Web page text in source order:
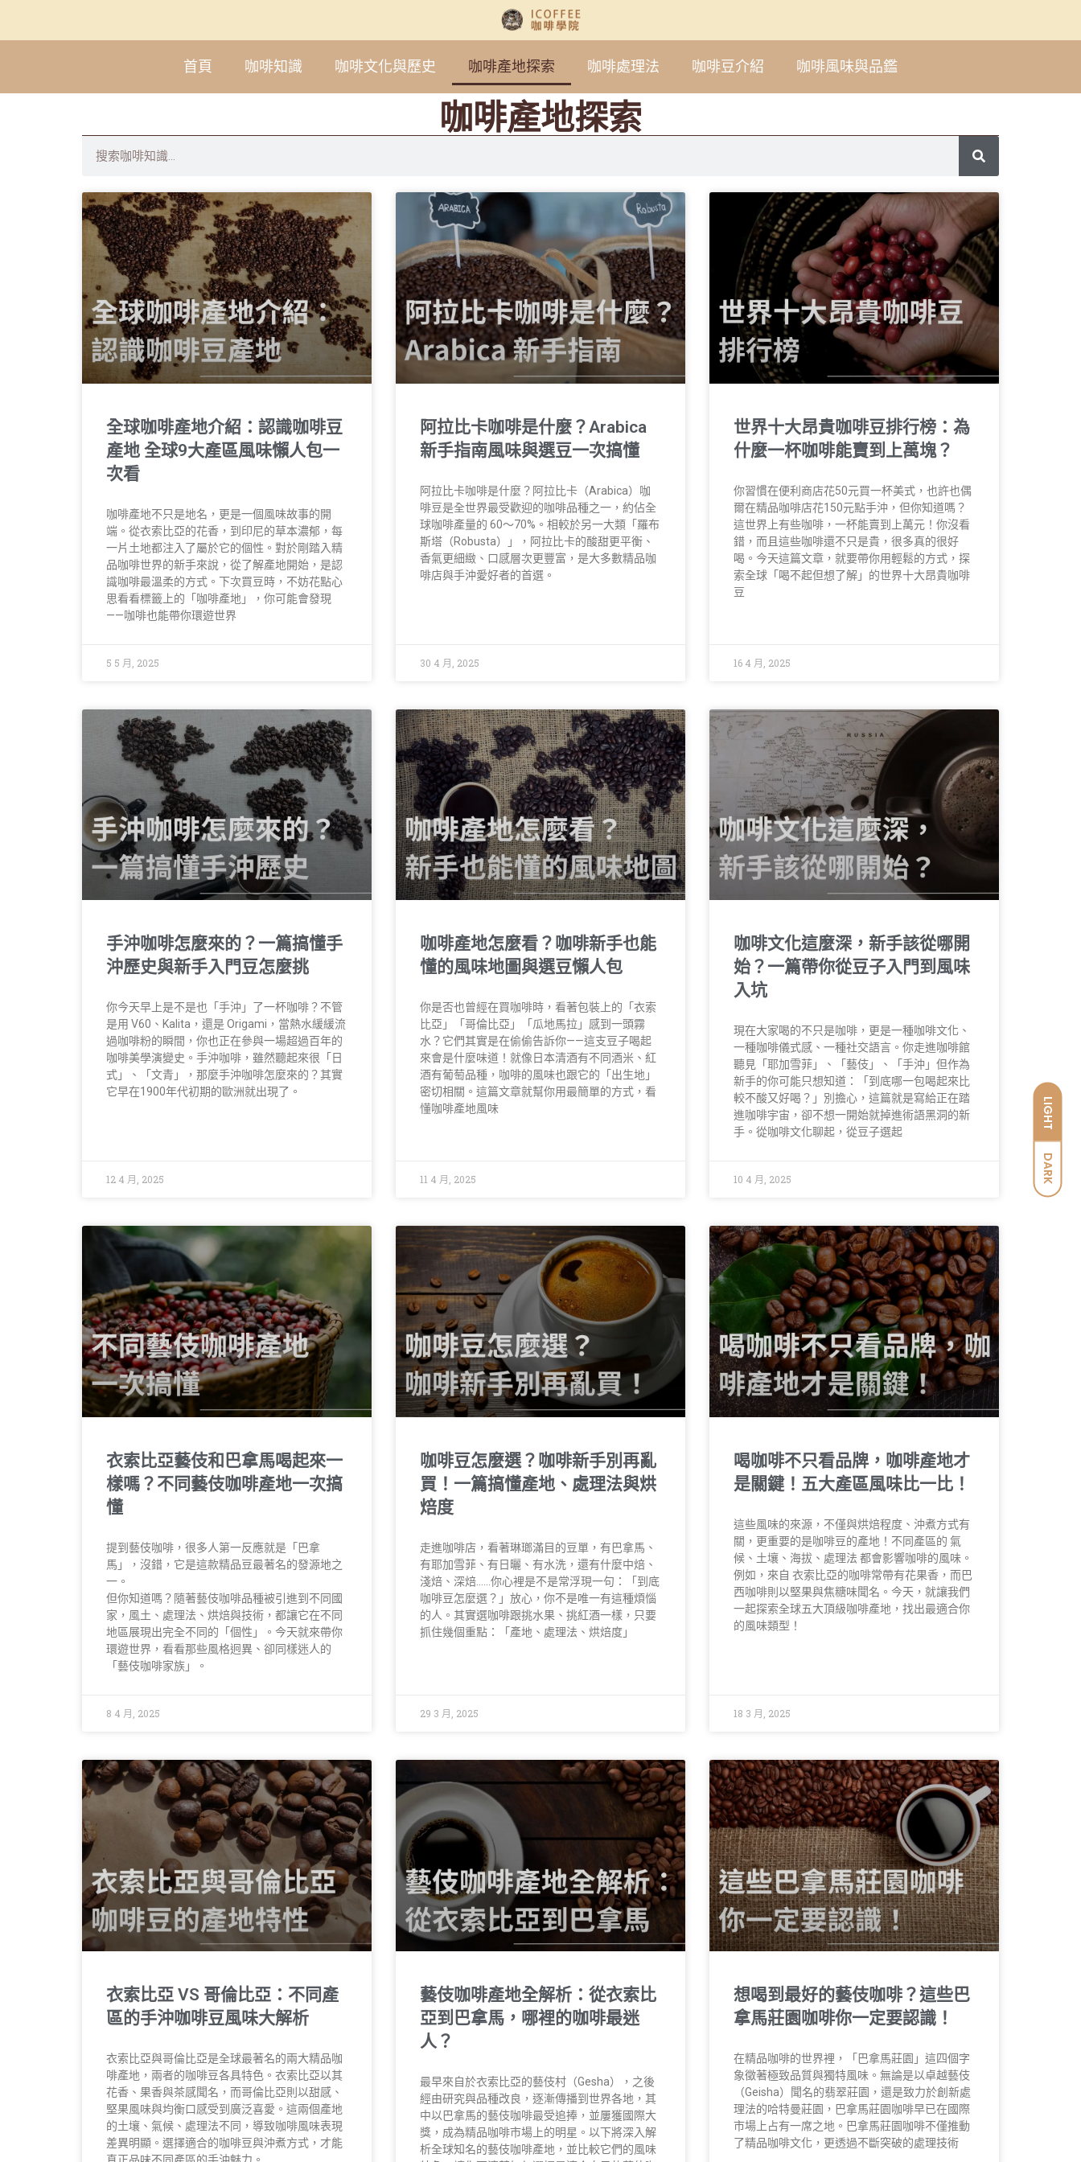
LIGHT
DARK
首頁 咖啡知識 咖啡文化與歷史 咖啡產地探索 咖啡處理法 咖啡豆介紹 咖啡風味與品鑑
咖啡產地探索
全球咖啡產地介紹：認識咖啡豆
產地 全球9大產區風味懶人包一
次看
咖啡產地不只是地名，更是一個風味故事的開
端。從衣索比亞的花香，到印尼的草本濃郁，每
一片土地都注入了屬於它的個性。對於剛踏入精
品咖啡世界的新手來說，從了解產地開始，是認
識咖啡最溫柔的方式。下次買豆時，不妨花點心
思看看標籤上的「咖啡產地」，你可能會發現
——咖啡也能帶你環遊世界
5 5 月, 2025
阿拉比卡咖啡是什麼？Arabica
新手指南風味與選豆一次搞懂
阿拉比卡咖啡是什麼？阿拉比卡（Arabica）咖
啡豆是全世界最受歡迎的咖啡品種之一，約佔全
球咖啡產量的 60～70%。相較於另一大類「羅布
斯塔（Robusta）」，阿拉比卡的酸甜更平衡、
香氣更細緻、口感層次更豐富，是大多數精品咖
啡店與手沖愛好者的首選。
30 4 月, 2025
世界十大昂貴咖啡豆排行榜：為
什麼一杯咖啡能賣到上萬塊？
你習慣在便利商店花50元買一杯美式，也許也偶
爾在精品咖啡店花150元點手沖，但你知道嗎？
這世界上有些咖啡，一杯能賣到上萬元！你沒看
錯，而且這些咖啡還不只是貴，很多真的很好
喝。今天這篇文章，就要帶你用輕鬆的方式，探
索全球「喝不起但想了解」的世界十大昂貴咖啡
豆
16 4 月, 2025
手沖咖啡怎麼來的？一篇搞懂手
沖歷史與新手入門豆怎麼挑
你今天早上是不是也「手沖」了一杯咖啡？不管
是用 V60、Kalita，還是 Origami，當熱水緩緩流
過咖啡粉的瞬間，你也正在參與一場超過百年的
咖啡美學演變史。手沖咖啡，雖然聽起來很「日
式」、「文青」，那麼手沖咖啡怎麼來的？其實
它早在1900年代初期的歐洲就出現了。
12 4 月, 2025
咖啡產地怎麼看？咖啡新手也能
懂的風味地圖與選豆懶人包
你是否也曾經在買咖啡時，看著包裝上的「衣索
比亞」「哥倫比亞」「瓜地馬拉」感到一頭霧
水？它們其實是在偷偷告訴你——這支豆子喝起
來會是什麼味道！就像日本清酒有不同酒米、紅
酒有葡萄品種，咖啡的風味也跟它的「出生地」
密切相關。這篇文章就幫你用最簡單的方式，看
懂咖啡產地風味
11 4 月, 2025
咖啡文化這麼深，新手該從哪開
始？一篇帶你從豆子入門到風味
入坑
現在大家喝的不只是咖啡，更是一種咖啡文化、
一種咖啡儀式感、一種社交語言。你走進咖啡館
聽見「耶加雪菲」、「藝伎」、「手沖」但作為
新手的你可能只想知道：「到底哪一包喝起來比
較不酸又好喝？」別擔心，這篇就是寫給正在踏
進咖啡宇宙，卻不想一開始就掉進術語黑洞的新
手。從咖啡文化聊起，從豆子選起
10 4 月, 2025
衣索比亞藝伎和巴拿馬喝起來一
樣嗎？不同藝伎咖啡產地一次搞
懂
提到藝伎咖啡，很多人第一反應就是「巴拿
馬」，沒錯，它是這款精品豆最著名的發源地之
一。
但你知道嗎？隨著藝伎咖啡品種被引進到不同國
家，風土、處理法、烘焙與技術，都讓它在不同
地區展現出完全不同的「個性」。今天就來帶你
環遊世界，看看那些風格迥異、卻同樣迷人的
「藝伎咖啡家族」。
8 4 月, 2025
咖啡豆怎麼選？咖啡新手別再亂
買！一篇搞懂產地、處理法與烘
焙度
走進咖啡店，看著琳瑯滿目的豆單，有巴拿馬、
有耶加雪菲、有日曬、有水洗，還有什麼中焙、
淺焙、深焙……你心裡是不是常浮現一句：「到底
咖啡豆怎麼選？」放心，你不是唯一有這種煩惱
的人。其實選咖啡跟挑水果、挑紅酒一樣，只要
抓住幾個重點：「產地、處理法、烘焙度」
29 3 月, 2025
喝咖啡不只看品牌，咖啡產地才
是關鍵！五大產區風味比一比！
這些風味的來源，不僅與烘焙程度、沖煮方式有
關，更重要的是咖啡豆的產地！不同產區的 氣
候、土壤、海拔、處理法 都會影響咖啡的風味。
例如，來自 衣索比亞的咖啡常帶有花果香，而巴
西咖啡則以堅果與焦糖味聞名。今天，就讓我們
一起探索全球五大頂級咖啡產地，找出最適合你
的風味類型！
18 3 月, 2025
衣索比亞 VS 哥倫比亞：不同產
區的手沖咖啡豆風味大解析
衣索比亞與哥倫比亞是全球最著名的兩大精品咖
啡產地，兩者的咖啡豆各具特色。衣索比亞以其
花香、果香與茶感聞名，而哥倫比亞則以甜感、
堅果風味與均衡口感受到廣泛喜愛。這兩個產地
的土壤、氣候、處理法不同，導致咖啡風味表現
差異明顯。選擇適合的咖啡豆與沖煮方式，才能
真正品味不同產區的手沖魅力。
藝伎咖啡產地全解析：從衣索比
亞到巴拿馬，哪裡的咖啡最迷
人？
最早來自於衣索比亞的藝伎村（Gesha），之後
經由研究與品種改良，逐漸傳播到世界各地，其
中以巴拿馬的藝伎咖啡最受追捧，並屢獲國際大
獎，成為精品咖啡市場上的明星。以下將深入解
析全球知名的藝伎咖啡產地，並比較它們的風味
想喝到最好的藝伎咖啡？這些巴
拿馬莊園咖啡你一定要認識！
在精品咖啡的世界裡，「巴拿馬莊園」這四個字
象徵著極致品質與獨特風味。無論是以卓越藝伎
（Geisha）聞名的翡翠莊園，還是致力於創新處
理法的哈特曼莊園，巴拿馬莊園咖啡早已在國際
市場上占有一席之地。巴拿馬莊園咖啡不僅推動
了精品咖啡文化，更透過不斷突破的處理技術